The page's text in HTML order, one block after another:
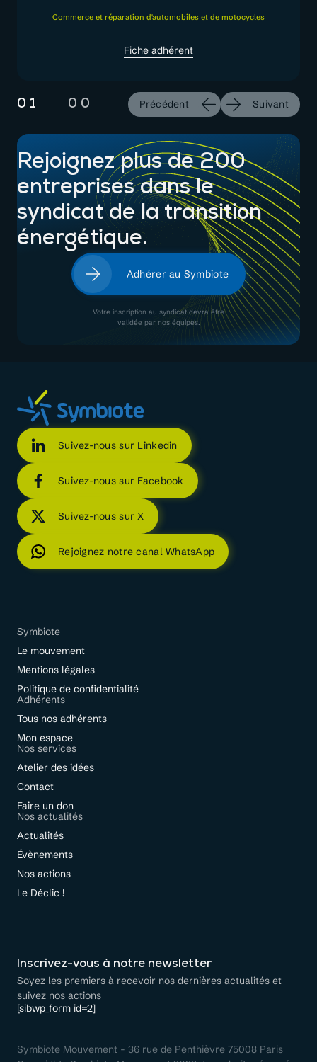
Commerce et réparation d'automobiles et de motocycles
Fiche adhérent
01 00 Précédent Suivant
Rejoignez plus de 200
entreprises dans le
syndicat de la transition
énergétique.
Adhérer au Symbiote
Votre inscription au syndicat devra être
validée par nos équipes.
Suivez-nous sur Linkedin
Suivez-nous sur Facebook
Suivez-nous sur X
Rejoignez notre canal WhatsApp
Symbiote
Le mouvement
Mentions légales
Politique de confidentialité
Adhérents
Tous nos adhérents
Mon espace
Nos services
Atelier des idées
Contact
Faire un don
Nos actualités
Actualités
Évènements
Nos actions
Le Déclic !
Inscrivez-vous à notre newsletter
Soyez les premiers à recevoir nos dernières actualités et
suivez nos actions
[sibwp_form id=2]
Symbiote Mouvement - 36 rue de Penthièvre 75008 Paris